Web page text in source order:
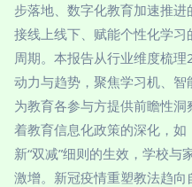
步落地、数字化教育加速推
接线上线下、赋能个性化学
周期。本报告从行业维度梳
动力与趋势，聚焦学习机、智
为教育各参与方提供前瞻性
着教育信息化政策的深化，
新“双减”细则的生效，学校
激增。新冠疫情重塑教法趋